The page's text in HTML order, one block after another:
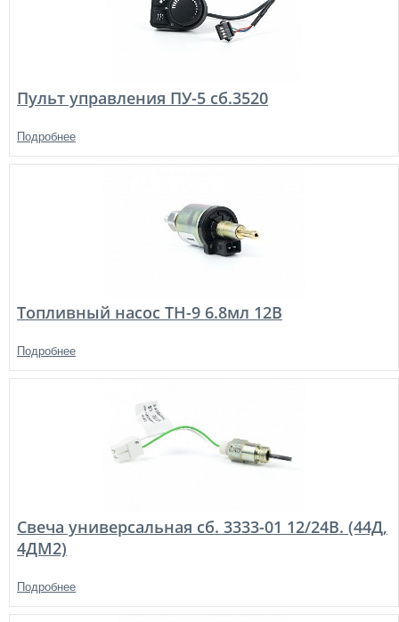
Пульт управления ПУ-5 сб.3520
Подробнее
Топливный насос TH-9 6.8мл 12В
Подробнее
Свеча универсальная сб. 3333-01 12/24В. (44Д,
4ДМ2)
Подробнее